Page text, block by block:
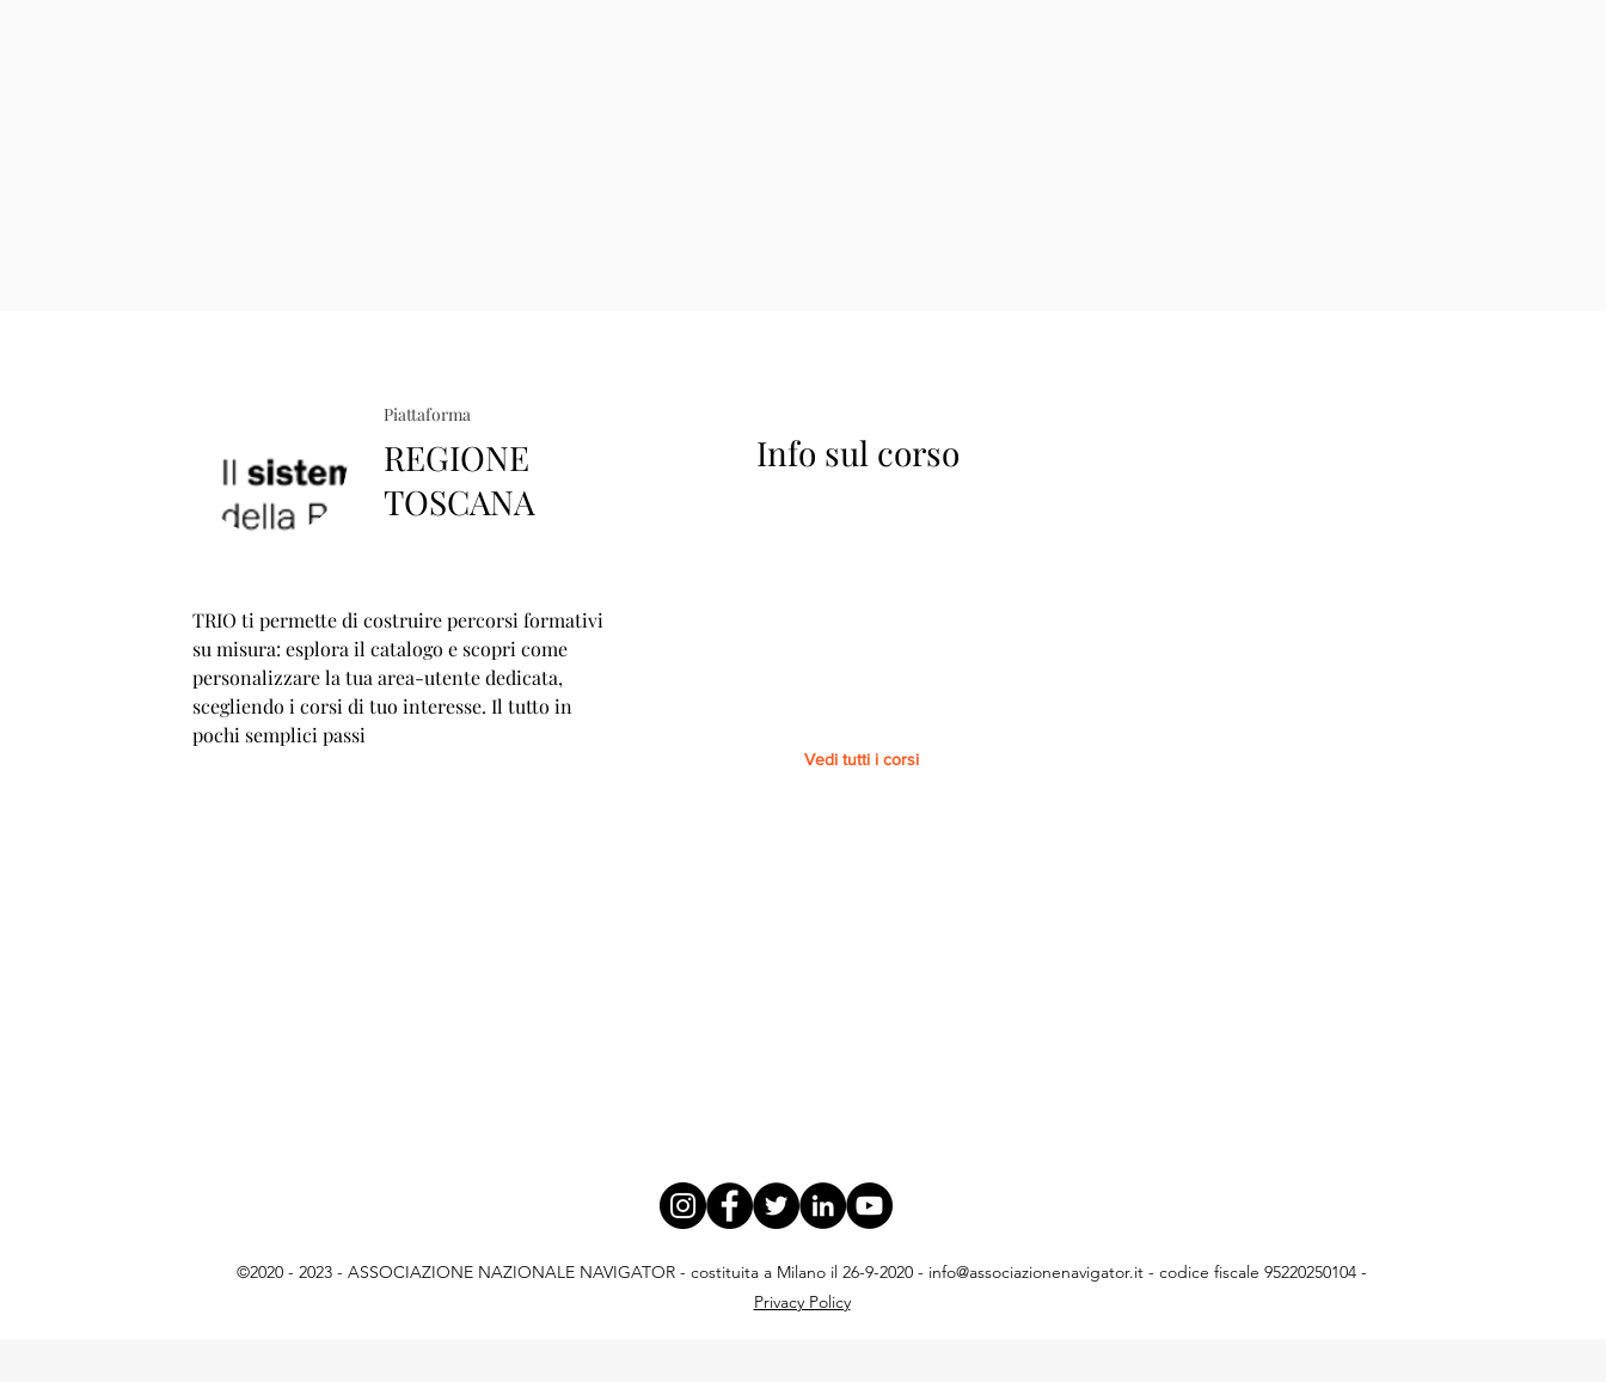
Piattaforma
REGIONE
TOSCANA
TRIO ti permette di costruire percorsi formativi
su misura: esplora il catalogo e scopri come
personalizzare la tua area-utente dedicata,
scegliendo i corsi di tuo interesse. Il tutto in
pochi semplici passi
Info sul corso
Vedi tutti i corsi
©2020 - 2023 - ASSOCIAZIONE NAZIONALE NAVIGATOR - costituita a Milano il 26-9-2020 - info@associazionenavigator.it - codice fiscale 95220250104 -
Privacy Policy